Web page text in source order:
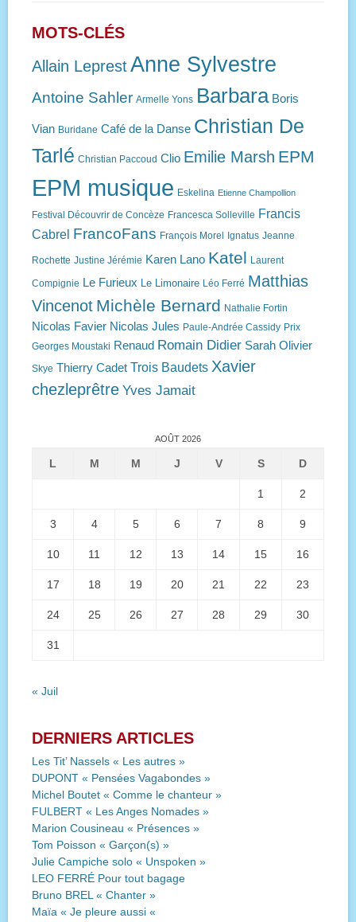
MOTS-CLÉS
Allain LeprestAnne Sylvestre
Antoine Sahler Armelle Yons Barbara Boris
Vian Buridane Café de la Danse Christian De
Tarlé Christian Paccoud Clio Emilie Marsh EPM
EPM musique Eskelina Etienne Champollion
Festival Découvrir de Concèze Francesca Solleville Francis
Cabrel FrancoFans François Morel Ignatus Jeanne
Rochette Justine Jérémie Karen Lano Katel Laurent
Compignie Le Furieux Le Limonaire Léo Ferré Matthias
Vincenot Michèle Bernard Nathalie Fortin
Nicolas Favier Nicolas Jules Paule-Andrée Cassidy Prix
Georges Moustaki Renaud Romain Didier Sarah Olivier
Skye Thierry Cadet Trois Baudets Xavier
chezleprêtre Yves Jamait
AOÛT 2026
L M M J V S D
1 2
3 4 5 6 7 8 9
10 11 12 13 14 15 16
17 18 19 20 21 22 23
24 25 26 27 28 29 30
31
« Juil
DERNIERS ARTICLES
Les Tit’ Nassels « Les autres »
DUPONT « Pensées Vagabondes »
Michel Boutet « Comme le chanteur »
FULBERT « Les Anges Nomades »
Marion Cousineau « Présences »
Tom Poisson « Garçon(s) »
Julie Campiche solo « Unspoken »
LEO FERRÉ Pour tout bagage
Bruno BREL « Chanter »
Maïa « Je pleure aussi «